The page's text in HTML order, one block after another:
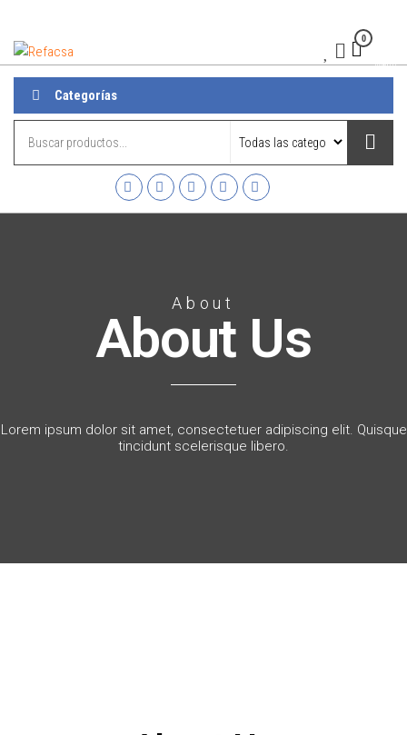
0
Menú
Categorías
About
About Us
Lorem ipsum dolor sit amet, consectetuer adipiscing elit. Quisque
tincidunt scelerisque libero.